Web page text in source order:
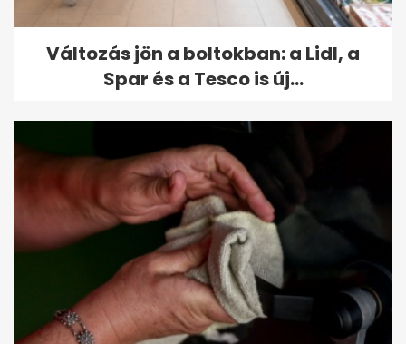
Változás jön a boltokban: a Lidl, a
Spar és a Tesco is új...